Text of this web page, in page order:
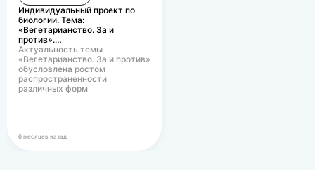
Индивидуальный проект по
биологии. Тема:
«Вегетарианство. За и
против».…
Актуальность темы
«Вегетарианство. За и против»
обусловлена ростом
распространенности
различных форм
6 месяцев назад